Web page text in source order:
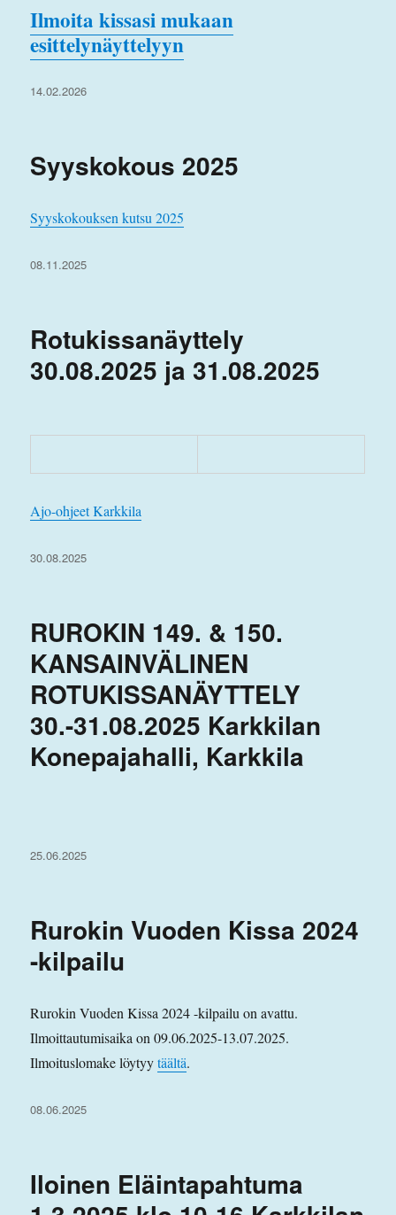
Ilmoita kissasi mukaan
esittelynäyttelyyn
Julkaistu
14.02.2026
Syyskokous 2025
Syyskokouksen kutsu 2025
Julkaistu
08.11.2025
Rotukissanäyttely
30.08.2025 ja 31.08.2025
Ajo-ohjeet Karkkila
Julkaistu
30.08.2025
RUROKIN 149. & 150.
KANSAINVÄLINEN
ROTUKISSANÄYTTELY
30.-31.08.2025 Karkkilan
Konepajahalli, Karkkila
Julkaistu
25.06.2025
Rurokin Vuoden Kissa 2024
-kilpailu
Rurokin Vuoden Kissa 2024 -kilpailu on avattu.
Ilmoittautumisaika on 09.06.2025-13.07.2025.
Ilmoituslomake löytyytäältä.
Julkaistu
08.06.2025
Iloinen Eläintapahtuma